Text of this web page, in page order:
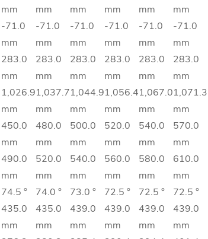
mm
mm
mm
mm
mm
mm
-71.0
mm
-71.0
mm
-71.0
mm
-71.0
mm
-71.0
mm
-71.0
mm
283.0
mm
283.0
mm
283.0
mm
283.0
mm
283.0
mm
283.0
mm
1,026.9
mm
1,037.7
mm
1,044.9
mm
1,056.4
mm
1,067.0
mm
1,071.3
mm
450.0
mm
480.0
mm
500.0
mm
520.0
mm
540.0
mm
570.0
mm
490.0
mm
520.0
mm
540.0
mm
560.0
mm
580.0
mm
610.0
mm
74.5 ° 74.0 ° 73.0 ° 72.5 ° 72.5 °
72.5 °
435.0
mm
435.0
mm
439.0
mm
439.0
mm
439.0
mm
439.0
mm